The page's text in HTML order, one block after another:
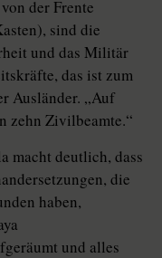
der Frente
sind die
und das Militär
das ist zum
Ausländer. „Auf
zehn Zivilbeamte.“
macht deutlich, dass
die
haben,
und alles